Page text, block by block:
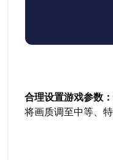
合理设置游戏参数：
将画质调至中等、